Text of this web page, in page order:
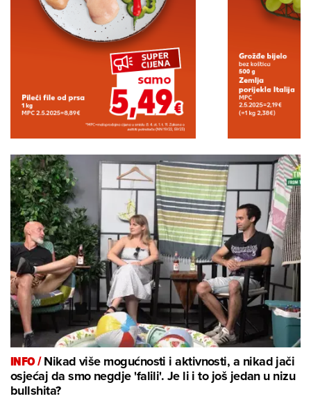
INFO /Nikad više mogućnosti i aktivnosti, a nikad jači
osjećaj da smo negdje 'falili'. Je li i to još jedan u nizu
bullshita?